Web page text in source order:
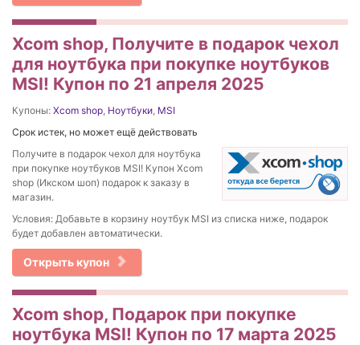
Xcom shop, Получите в подарок чехол
для ноутбука при покупке ноутбуков
MSI! Купон по 21 апреля 2025
Купоны: Xcom shop Ноутбуки MSI
Срок истек, но может ещё действовать
Получите в подарок чехол для ноутбука
при покупке ноутбуков MSI! Купон Xcom
shop (Икском шоп) подарок к заказу в
магазин.
Условия: Добавьте в корзину ноутбук MSI из списка ниже, подарок
будет добавлен автоматически.
Открыть купон
Xcom shop, Подарок при покупке
ноутбука MSI! Купон по 17 марта 2025